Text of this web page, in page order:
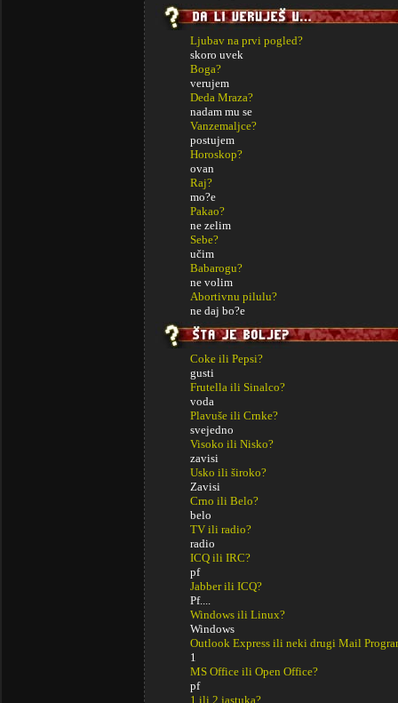
Ljubav na prvi pogled?
skoro uvek
Boga?
verujem
Deda Mraza?
nadam mu se
Vanzemaljce?
postujem
Horoskop?
ovan
Raj?
mo?e
Pakao?
ne zelim
Sebe?
učim
Babarogu?
ne volim
Abortivnu pilulu?
ne daj bo?e
Coke ili Pepsi?
gusti
Frutella ili Sinalco?
voda
Plavuše ili Crnke?
svejedno
Visoko ili Nisko?
zavisi
Usko ili široko?
Zavisi
Crno ili Belo?
belo
TV ili radio?
radio
ICQ ili IRC?
pf
Jabber ili ICQ?
Pf....
Windows ili Linux?
Windows
Outlook Express ili neki drugi Mail
1
MS Office ili Open Office?
pf
1 ili 2 jastuka?